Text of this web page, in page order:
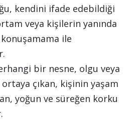
kendini ifade edebildiği
veya kişilerin yanında
ile
bir nesne, olgu veya
çıkan, kişinin yaşam
yoğun ve süreğen korku